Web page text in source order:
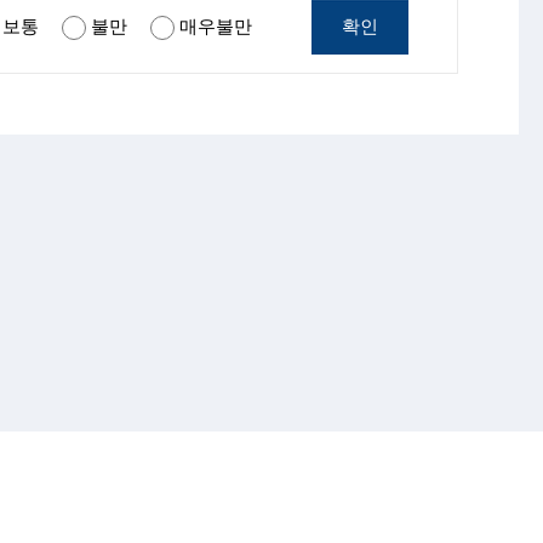
보통 불만 매우불만 확인